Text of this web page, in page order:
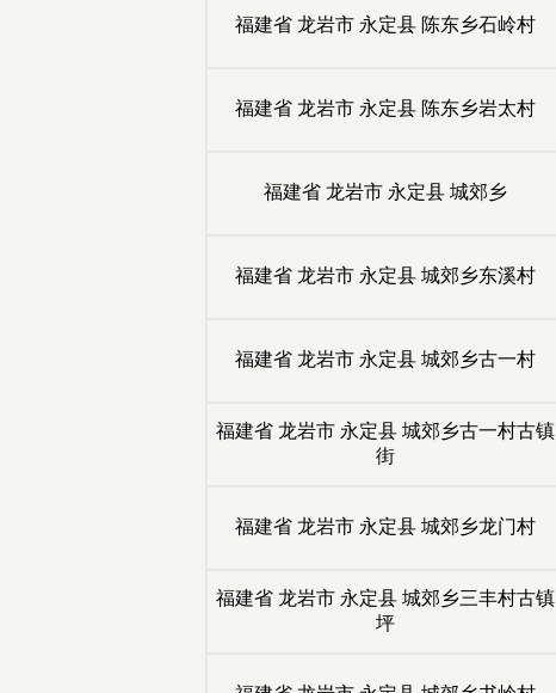
福建省 龙岩市 永定县 陈东乡石岭村
福建省 龙岩市 永定县 陈东乡岩太村
福建省 龙岩市 永定县 城郊乡
福建省 龙岩市 永定县 城郊乡东溪村
福建省 龙岩市 永定县 城郊乡古一村
福建省 龙岩市 永定县 城郊乡古一村古镇
街
福建省 龙岩市 永定县 城郊乡龙门村
福建省 龙岩市 永定县 城郊乡三丰村古镇
坪